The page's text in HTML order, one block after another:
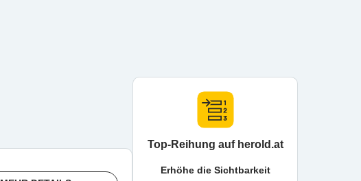
Top-Reihung auf herold.at
Erhöhe die Sichtbarkeit